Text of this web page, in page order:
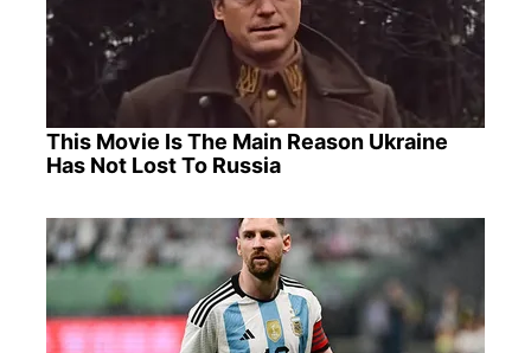
This Movie Is The Main Reason Ukraine
Has Not Lost To Russia